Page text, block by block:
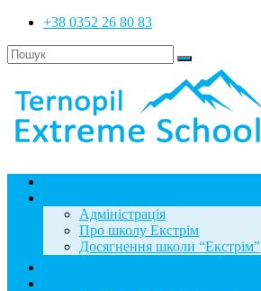
+38 0352 26 80 83
Адміністрація
Про школу Екстрім
Досягнення школи “Екстрім”